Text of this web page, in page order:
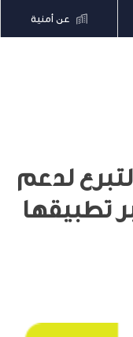
عن أمنية
لدعم
تطبيقها